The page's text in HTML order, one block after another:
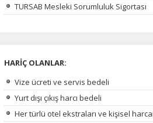
TURSAB Mesleki Sorumluluk Sigortası
HARİÇ OLANLAR:
Vize ücreti ve servis bedeli
Yurt dışı çıkış harcı bedeli
Her türlü otel ekstraları ve kişisel